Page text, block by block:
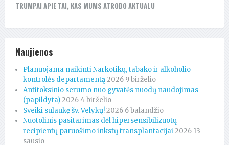
TRUMPAI APIE TAI, KAS MUMS ATRODO AKTUALU
Naujienos
Planuojama naikinti Narkotikų, tabako ir alkoholio
kontrolės departamentą2026 9 birželio
Antitoksinio serumo nuo gyvatės nuodų naudojimas
(papildyta)2026 4 birželio
Sveiki sulaukę šv. Velykų!2026 6 balandžio
Nuotolinis pasitarimas dėl hipersensibilizuotų
recipientų paruošimo inkstų transplantacijai2026 13
sausio